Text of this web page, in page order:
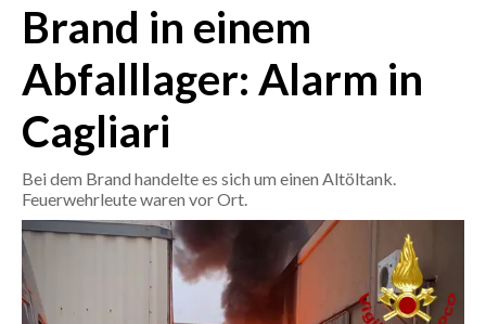
AGENDA
CRONACA
MONDO
POLITICA
ECONOMIA
SERVIZI ALLE IMPRESE
Brand in einem
Abfalllager: Alarm in
Cagliari
Bei dem Brand handelte es sich um einen Altöltank.
Feuerwehrleute waren vor Ort.